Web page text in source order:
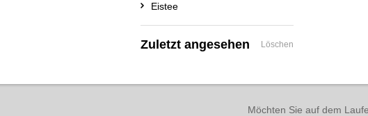
Eistee
Zuletzt angesehen Löschen
Möchten Sie auf dem